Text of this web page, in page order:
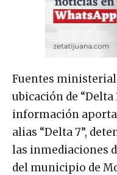
Fuentes
ubicación de “Delta
información
alias “Delta 7”,
las inmediaciones
del municipio de